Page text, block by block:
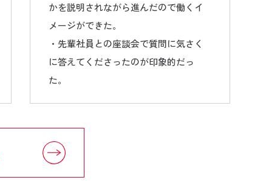
かを説明されながら進んだので働くイ
メージができた。
・先輩社員との座談会で質問に気さく
に答えてくださったのが印象的だっ
た。